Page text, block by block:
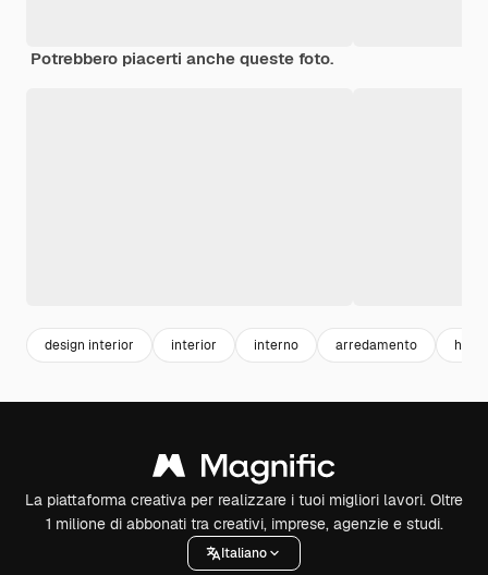
Potrebbero piacerti anche queste foto.
design interior interior interno arredamento
La piattaforma creativa per realizzare i tuoi migliori lavori. Oltre
1 milione di abbonati tra creativi, imprese, agenzie e studi.
Italiano